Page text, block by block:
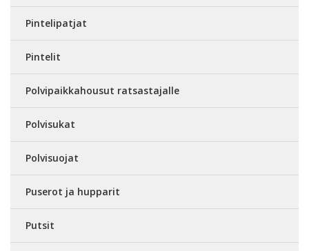
Pintelipatjat
Pintelit
Polvipaikkahousut ratsastajalle
Polvisukat
Polvisuojat
Puserot ja hupparit
Putsit